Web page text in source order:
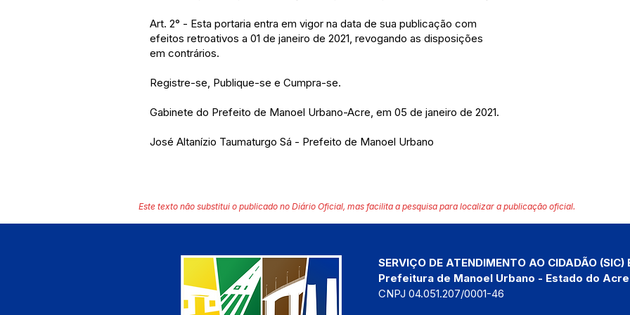
Art. 2° - Esta portaria entra em vigor na data de sua publicação com
efeitos retroativos a 01 de janeiro de 2021, revogando as disposições
em contrários.
Registre-se, Publique-se e Cumpra-se.
Gabinete do Prefeito de Manoel Urbano-Acre, em 05 de janeiro de 2021.
José Altanízio Taumaturgo Sá - Prefeito de Manoel Urbano
Este texto não substitui o publicado no Diário Oficial, mas facilita a pesquisa para localizar a publicação oficial.
SERVIÇO DE ATENDIMENTO AO CIDADÃO (SIC)
Prefeitura de Manoel Urbano - Estado do Acre
CNPJ 04.051.207/0001-46